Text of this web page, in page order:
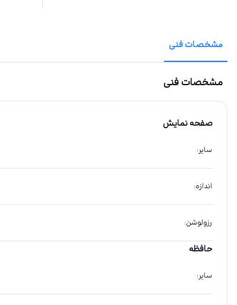
مشخصات فنی
مشخصات فنی
صفحه نمایش
سایر:
اندازه:
رزولوشن:
حافظه
سایر: